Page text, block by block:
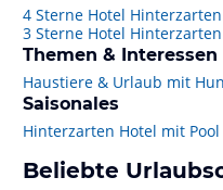
4 Sterne Hotel Hinterzarten
3 Sterne Hotel Hinterzarten
Themen & Interessen
Haustiere & Urlaub mit
Saisonales
Hinterzarten Hotel mit Pool
Beliebte